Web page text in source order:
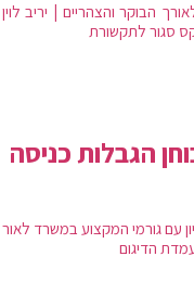
הבוקר והצהריים | יריב לוין
סגור לתקשורת
הגבלות כניסה
עם גורמי המקצוע במשרד לאור
הדיגום